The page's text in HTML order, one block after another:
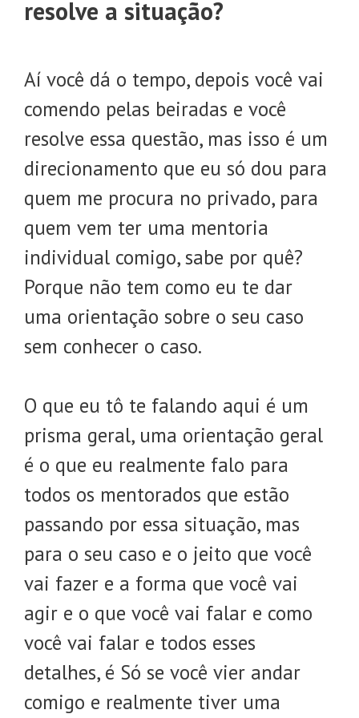
resolve a situação?
Aí você dá o tempo, depois você vai
comendo pelas beiradas e você
resolve essa questão, mas isso é um
direcionamento que eu só dou para
quem me procura no privado, para
quem vem ter uma mentoria
individual comigo, sabe por quê?
Porque não tem como eu te dar
uma orientação sobre o seu caso
sem conhecer o caso.
O que eu tô te falando aqui é um
prisma geral, uma orientação geral
é o que eu realmente falo para
todos os mentorados que estão
passando por essa situação, mas
para o seu caso e o jeito que você
vai fazer e a forma que você vai
agir e o que você vai falar e como
você vai falar e todos esses
detalhes, é Só se você vier andar
comigo e realmente tiver uma